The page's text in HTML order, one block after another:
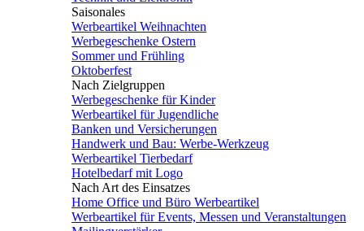
Saisonales
Werbeartikel Weihnachten
Werbegeschenke Ostern
Sommer und Frühling
Oktoberfest
Nach Zielgruppen
Werbegeschenke für Kinder
Werbeartikel für Jugendliche
Banken und Versicherungen
Handwerk und Bau: Werbe-Werkzeug
Werbeartikel Tierbedarf
Hotelbedarf mit Logo
Nach Art des Einsatzes
Home Office und Büro Werbeartikel
Werbeartikel für Events, Messen und Veranstaltungen